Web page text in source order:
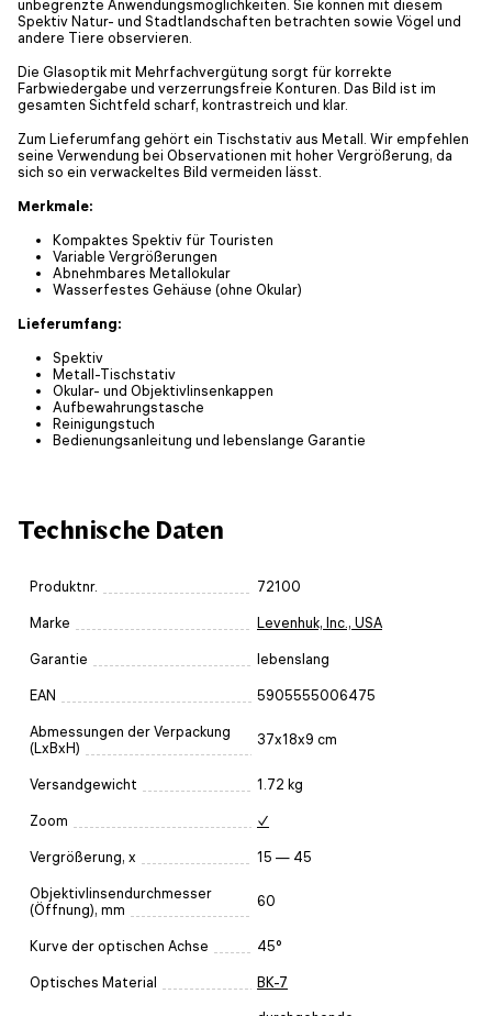
unbegrenzte Anwendungsmöglichkeiten. Sie können mit diesem
Spektiv Natur- und Stadtlandschaften betrachten sowie Vögel und
andere Tiere observieren.
Die Glasoptik mit Mehrfachvergütung sorgt für korrekte
Farbwiedergabe und verzerrungsfreie Konturen. Das Bild ist im
gesamten Sichtfeld scharf, kontrastreich und klar.
Zum Lieferumfang gehört ein Tischstativ aus Metall. Wir empfehlen
seine Verwendung bei Observationen mit hoher Vergrößerung, da
sich so ein verwackeltes Bild vermeiden lässt.
Merkmale:
Kompaktes Spektiv für Touristen
Variable Vergrößerungen
Abnehmbares Metallokular
Wasserfestes Gehäuse (ohne Okular)
Lieferumfang:
Spektiv
Metall-Tischstativ
Okular- und Objektivlinsenkappen
Aufbewahrungstasche
Reinigungstuch
Bedienungsanleitung und lebenslange Garantie
Technische Daten
Produktnr. 72100
Marke Levenhuk, Inc., USA
Garantie lebenslang
EAN 5905555006475
Abmessungen der Verpackung
(LxBxH)
37x18x9 cm
Versandgewicht 1.72 kg
Zoom ✓
Vergrößerung, x 15 — 45
Objektivlinsendurchmesser
(Öffnung), mm
60
Kurve der optischen Achse 45°
Optisches Material BK-7